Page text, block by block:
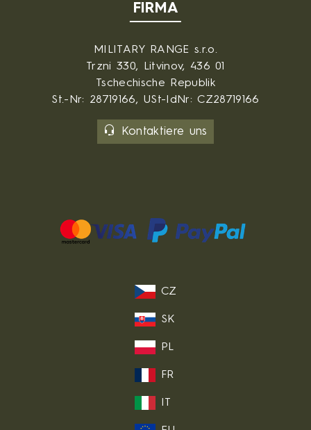
FIRMA
MILITARY RANGE s.r.o.
Trzni 330, Litvinov, 436 01
Tschechische Republik
St.-Nr: 28719166, USt-IdNr: CZ28719166
Kontaktiere uns
CZ
SK
PL
FR
IT